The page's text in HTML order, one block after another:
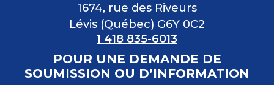
1674, rue des Riveurs
Lévis (Québec) G6Y 0C2
1 418 835-6013
POUR UNE DEMANDE DE
SOUMISSION OU D’INFORMATION